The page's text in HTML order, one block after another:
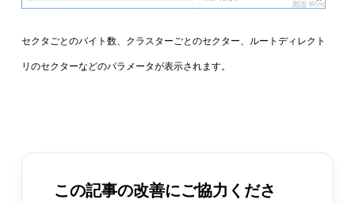
セクタごとのバイト数、クラスターごとのセクター、ルートディレクト
リのセクターなどのパラメータが表示されます。
この記事の改善にご協力くださ